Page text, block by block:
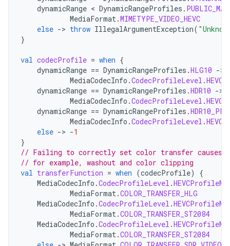
dynamicRange < DynamicRangeProfiles . PUBLIC_MAX
MediaFormat.MIMETYPE_VIDEO_HEVC
else -> throw IllegalArgumentException(
}
val codecProfile = when {
dynamicRange == DynamicRangeProfiles .HLG10 ->
MediaCodecInfo .CodecProfileLevel .
dynamicRange == DynamicRangeProfiles .HDR10 ->
MediaCodecInfo .CodecProfileLevel .
dynamicRange == DynamicRangeProfiles .
MediaCodecInfo .CodecProfileLevel .
else -> -1
}
// Failing to correctly set color transfer causes
// for example, washout and color clipping
val transferFunction = when (codecProfile)
{
MediaCodecInfo .CodecProfileLevel .
MediaFormat.COLOR_TRANSFER_HLG
MediaCodecInfo .CodecProfileLevel .
MediaFormat.COLOR_TRANSFER_ST2084
MediaCodecInfo .CodecProfileLevel .
MediaFormat.COLOR_TRANSFER_ST2084